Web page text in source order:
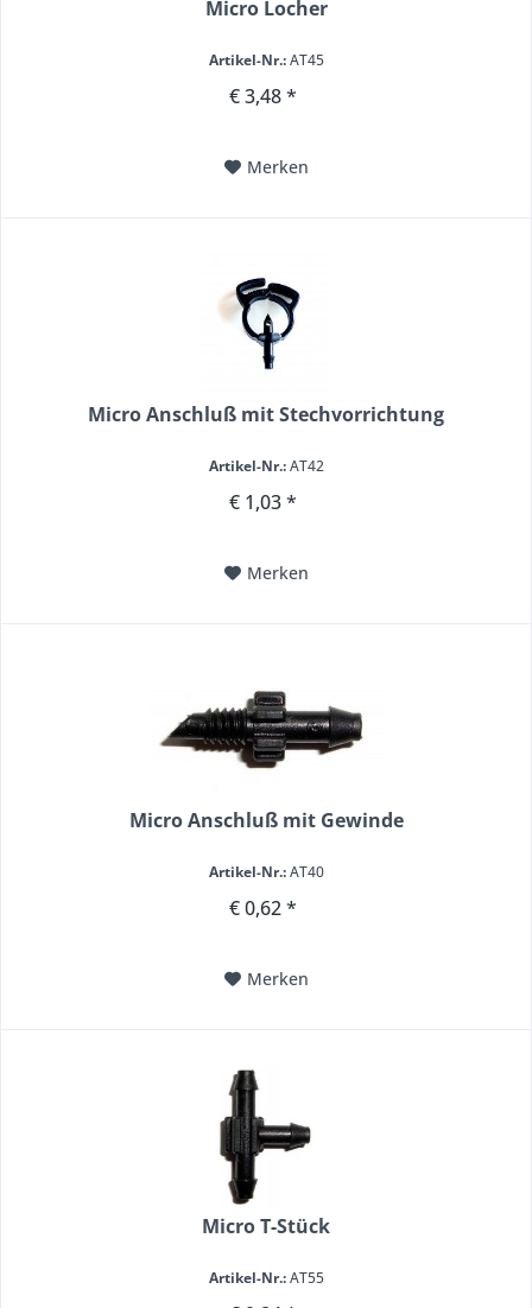
Micro Locher
Artikel-Nr.:AT45
€ 3,48 *
Merken
Micro Anschluß mit Stechvorrichtung
Artikel-Nr.:AT42
€ 1,03 *
Merken
Micro Anschluß mit Gewinde
Artikel-Nr.:AT40
€ 0,62 *
Merken
Micro T-Stück
Artikel-Nr.:AT55